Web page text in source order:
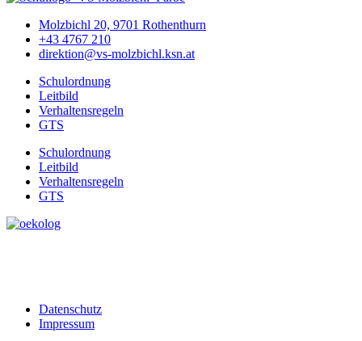
Molzbichl 20, 9701 Rothenthurn
+43 4767 210
direktion@vs-molzbichl.ksn.at
Schulordnung
Leitbild
Verhaltensregeln
GTS
Schulordnung
Leitbild
Verhaltensregeln
GTS
Datenschutz
Impressum